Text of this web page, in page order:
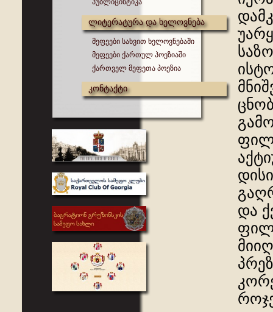
პუბლიცისტიკა
ლიტერატურა და ხელოვნება
მეფეები სახვით ხელოვნებაში
მეფეები ქართულ პოეზიაში
ქართველ მეფეთა პოეზია
კონტაქტი
და